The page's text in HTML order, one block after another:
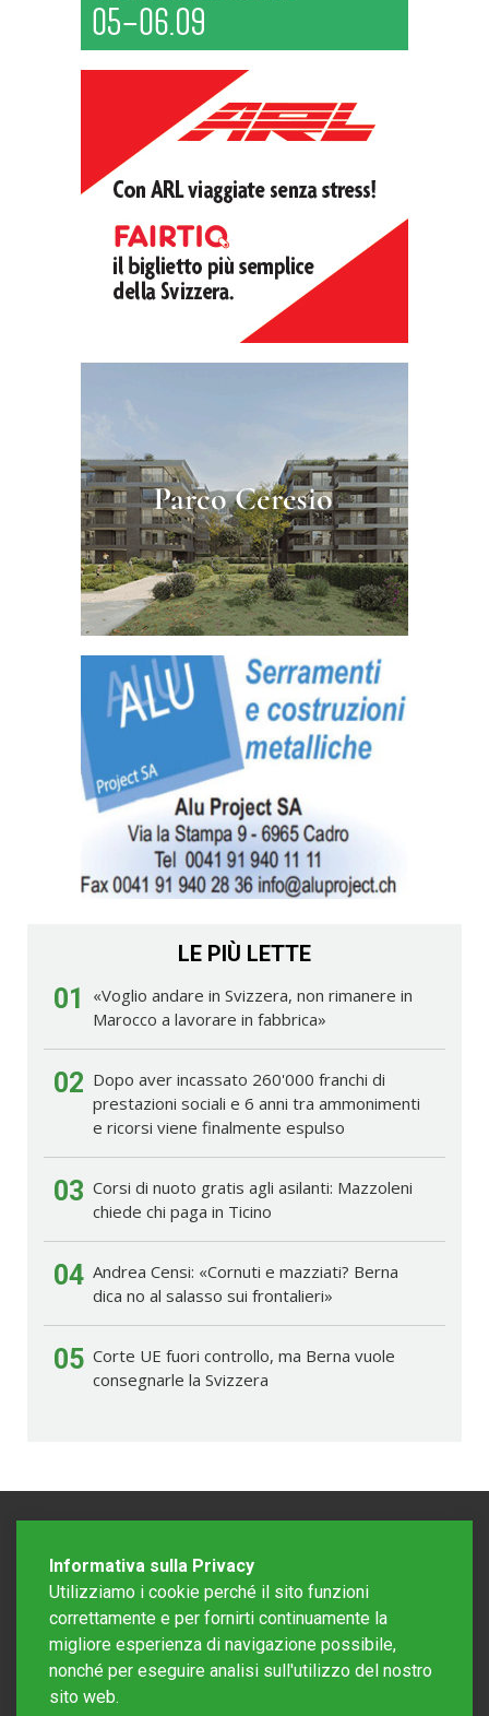
LE PIÙ LETTE
01
«Voglio andare in Svizzera, non rimanere in
Marocco a lavorare in fabbrica»
02 Dopo aver incassato 260'000 franchi di
prestazioni sociali e 6 anni tra ammonimenti
e ricorsi viene finalmente espulso
03 Corsi di nuoto gratis agli asilanti: Mazzoleni
chiede chi paga in Ticino
04 Andrea Censi: «Cornuti e mazziati? Berna
dica no al salasso sui frontalieri»
05 Corte UE fuori controllo, ma Berna vuole
consegnarle la Svizzera
Informativa sulla Privacy
Utilizziamo i cookie perché il sito funzioni
correttamente e per fornirti continuamente la
migliore esperienza di navigazione possibile,
nonché per eseguire analisi sull'utilizzo del nostro
sito web.